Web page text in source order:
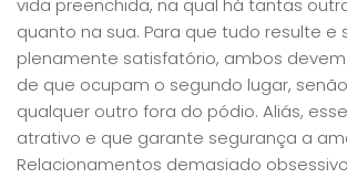
vida preenchida, na qual há tantas
quanto na sua. Para que tudo resulte e
plenamente satisfatório, ambos
de que ocupam o segundo lugar,
qualquer outro fora do pódio. Aliás,
atrativo e que garante segurança a
Relacionamentos demasiado